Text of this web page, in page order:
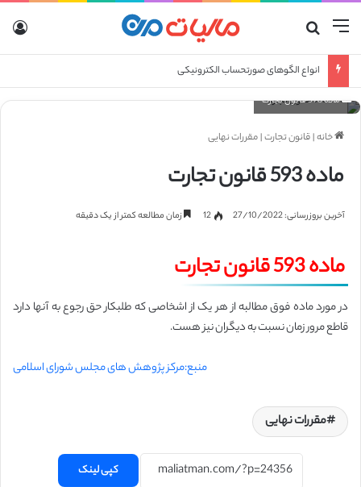
منو
انواع الگوهای صورتحساب الکترونیکی
ماده 593 قانون تجارت
خانه|قانون تجارت|مقررات نهایی
ماده 593 قانون تجارت
آخرین بروزرسانی: 27/10/2022 12 زمان مطالعه کمتر از یک دقیقه
ماده 593 قانون تجارت
در مورد ماده فوق مطالبه از هر یک از اشخاصی که طلبکار حق رجوع به آنها دارد
قاطع مرور زمان نسبت به دیگران نیز هست.
منبع:مرکز پژوهش های مجلس شورای اسلامی
مقررات نهایی
کپی لینک